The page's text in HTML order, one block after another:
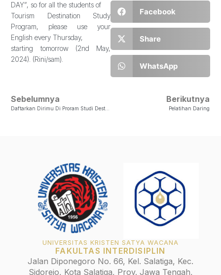
DAY”, so for all the students of
Tourism Destination Study
Program, please use your
English every Thursday,
starting tomorrow (2nd May,
2024). (Rini/sam).
Facebook
Share
WhatsApp
Sebelumnya Berikutnya
Pelatihan Daring
UNIVERSITAS KRISTEN SATYA WACANA
FAKULTAS INTERDISIPLIN
Jalan Diponegoro No. 66, Kel. Salatiga, Kec.
Sidorejo, Kota Salatiga, Prov. Jawa Tengah,